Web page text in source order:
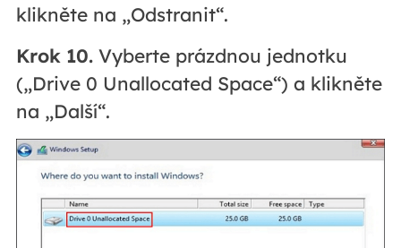
klikněte na „Odstranit“.
Krok 10.Vyberte prázdnou jednotku
(„Drive 0 Unallocated Space“) a klikněte
na „Další“.